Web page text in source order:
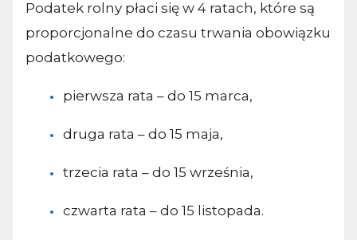
Podatek rolny płaci się w 4 ratach, które są
proporcjonalne do czasu trwania obowiązku
podatkowego:
pierwsza rata – do 15 marca,
druga rata – do 15 maja,
trzecia rata – do 15 września,
czwarta rata – do 15 listopada.